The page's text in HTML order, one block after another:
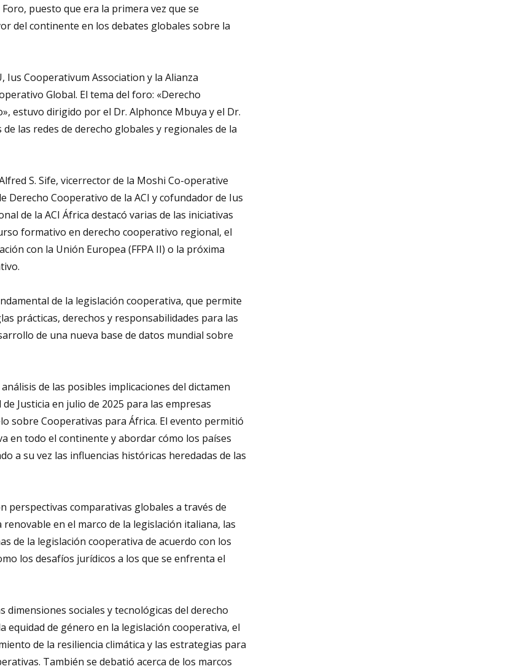
puesto que era la primera vez que se
del continente en los debates globales sobre la
Cooperativum Association y la Alianza
Global. El tema del foro: «Derecho
estuvo dirigido por el Dr. Alphonce Mbuya y el Dr.
las redes de derecho globales y regionales de la
S. Sife, vicerrector de la Moshi Co-operative
Cooperativo de la ACI y cofundador de Ius
de la ACI África destacó varias de las iniciativas
formativo en derecho cooperativo regional, el
con la Unión Europea (FFPA II) o la próxima
de la legislación cooperativa, que permite
prácticas, derechos y responsabilidades para las
de una nueva base de datos mundial sobre
de las posibles implicaciones del dictamen
Justicia en julio de 2025 para las empresas
sobre Cooperativas para África. El evento permitió
en todo el continente y abordar cómo los países
a su vez las influencias históricas heredadas de las
perspectivas comparativas globales a través de
en el marco de la legislación italiana, las
de la legislación cooperativa de acuerdo con los
los desafíos jurídicos a los que se enfrenta el
sociales y tecnológicas del derecho
equidad de género en la legislación cooperativa, el
de la resiliencia climática y las estrategias para
También se debatió acerca de los marcos